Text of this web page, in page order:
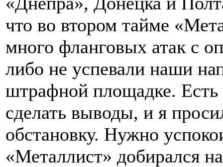
что во втором тайме
много фланговых атак с
либо не успевали наши
штрафной площадке. Есть
сделать выводы, и я
обстановку. Нужно
«Металлист» добирался